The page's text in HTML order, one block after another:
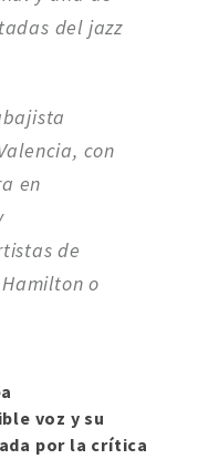
del jazz
con
en
de
o
voz y su
por la crítica